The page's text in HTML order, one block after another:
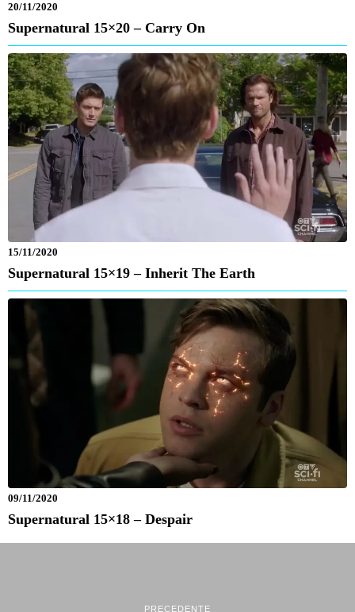
20/11/2020
Supernatural 15×20 – Carry On
15/11/2020
Supernatural 15×19 – Inherit The Earth
09/11/2020
Supernatural 15×18 – Despair
PRECEDENTE